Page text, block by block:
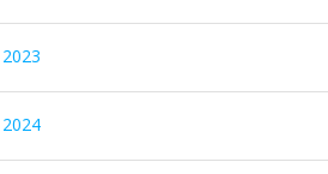
2023
2024